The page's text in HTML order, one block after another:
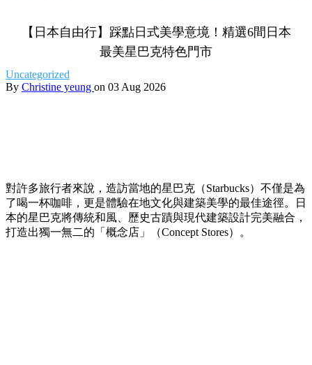
【日本自由行】踩點日式美學意境！精選6間日本
最美星巴克特色門市
Uncategorized
By Christine yeung on 03 Aug 2026
對許多旅行者來說，造訪當地的星巴克（Starbucks）不僅是為
了喝一杯咖啡，更是體驗在地文化與建築美學的最佳途徑。日
本的星巴克將傳統和風、歷史古蹟與現代建築設計完美融合，
打造出獨一無二的「概念店」（Concept Stores）。